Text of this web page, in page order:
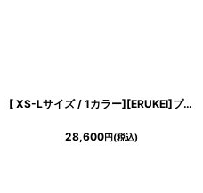
[ XS-Lサイズ / 1カラー][ERUKEI]プリント・花柄・Vネック・ノースリーブ・ティアード・フリル・切替・Aライン・ミニドレス・ワンピース[送料無料]
28,600円(税込)